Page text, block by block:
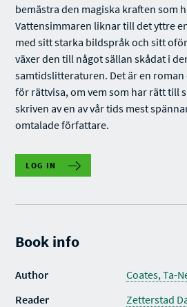
bemästra den magiska kraften som
Vattensimmaren liknar till det yttre
med sitt starka bildspråk och sitt
växer den till något sällan skådat i
samtidslitteraturen. Det är en roman
för rättvisa, om vem som har rätt till
skriven av en av vår tids mest
omtalade författare.
LOG IN
Book info
Author
Coates, Ta-
Reader
Zetterstad